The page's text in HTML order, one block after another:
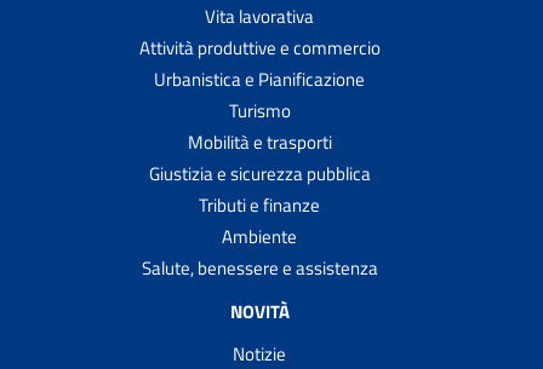
Vita lavorativa
Attività produttive e commercio
Urbanistica e Pianificazione
Turismo
Mobilità e trasporti
Giustizia e sicurezza pubblica
Tributi e finanze
Ambiente
Salute, benessere e assistenza
NOVITÀ
Notizie